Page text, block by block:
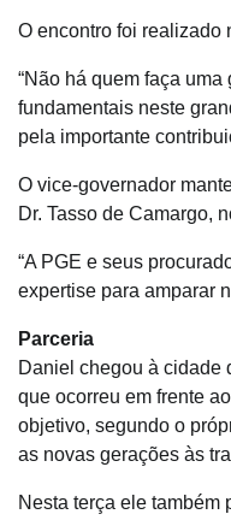
O encontro foi realizado
“Não há quem faça
fundamentais neste
pela importante
O vice-governador
Dr. Tasso de Camargo,
“A PGE e seus
expertise para amparar
Parceria
Daniel chegou à cidade
que ocorreu em frente
objetivo, segundo o
as novas gerações às
Nesta terça ele